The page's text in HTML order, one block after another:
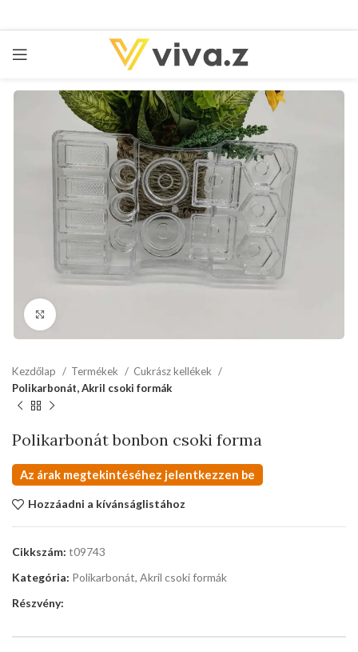
Kezdőlap Termékek
Cukrász kellékek
Polikarbonát, Akril csoki formák
Polikarbonát bonbon csoki forma
Az árak megtekintéséhez jelentkezzen be
Hozzáadni a kívánságlistához
Cikkszám: t09743
Kategória: Polikarbonát, Akril csoki formák
Részvény: